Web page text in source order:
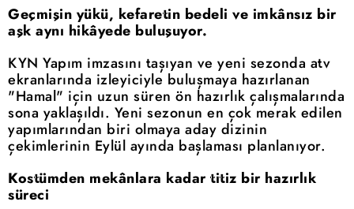
Geçmişin yükü, kefaretin bedeli ve imkânsız bir
aşk aynı hikâyede buluşuyor.
KYN Yapım imzasını taşıyan ve yeni sezonda atv
ekranlarında izleyiciyle buluşmaya hazırlanan
"Hamal" için uzun süren ön hazırlık çalışmalarında
sona yaklaşıldı. Yeni sezonun en çok merak edilen
yapımlarından biri olmaya aday dizinin
çekimlerinin Eylül ayında başlaması planlanıyor.
Kostümden mekânlara kadar titiz bir hazırlık
süreci